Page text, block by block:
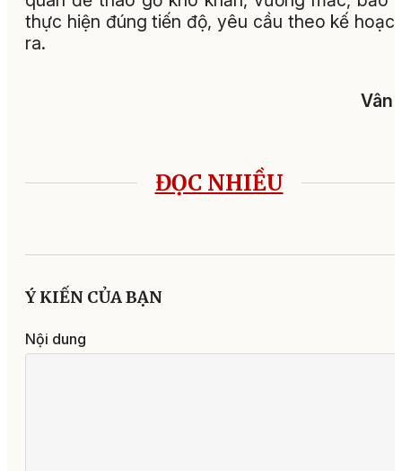
thực hiện đúng tiến độ, yêu cầu theo kế
ra.
Vân
ĐỌC NHIỀU
Ý KIẾN CỦA BẠN
Nội dung